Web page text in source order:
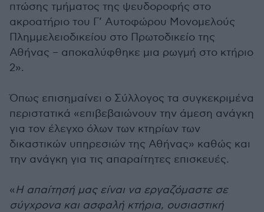
πτώσης τμήματος της ψευδοροφής στο
ακροατήριο του Γ’ Αυτοφώρου Μονομελούς
Πλημμελειοδικείου στο Πρωτοδικείο της
Αθήνας – αποκαλύφθηκε μια ρωγμή στο κτήριο
2».
Όπως επισημαίνει ο Σύλλογος τα συγκεκριμένα
περιστατικά «επιβεβαιώνουν την άμεση ανάγκη
για τον έλεγχο όλων των κτηρίων των
δικαστικών υπηρεσιών της Αθήνας» καθώς και
την ανάγκη για τις απαραίτητες επισκευές.
«Η απαίτησή μας είναι να εργαζόμαστε σε
σύγχρονα και ασφαλή κτήρια, ουσιαστική